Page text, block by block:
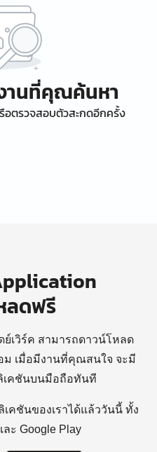
านที่คุณค้นหา
อตรวจสอบตัวสะกดอีกครั้ง
ลดฟรี
ย์เวิร์ค สามารถดาวน์โหลด
ม เมื่อมีงานที่คุณสนใจ จะมี
เคชันบนมือถือทันที
เคชันของเราได้แล้ววันนี้ ทั้ง
ะ Google Play